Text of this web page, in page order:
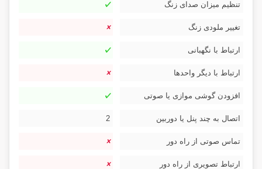
تنظیم میزان صدای زنگ
تغییر ملودی زنگ
ارتباط با نگهبانی
ارتباط با دیگر واحدها
افزودن گوشی موازی یا صوتی
اتصال به چند پنل یا دوربین 2
تماس صوتی از راه دور
ارتباط تصویری از راه دور